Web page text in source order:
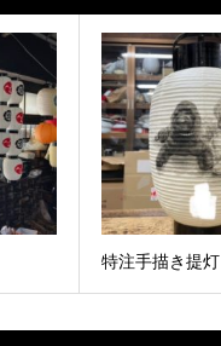
特注手描き提灯